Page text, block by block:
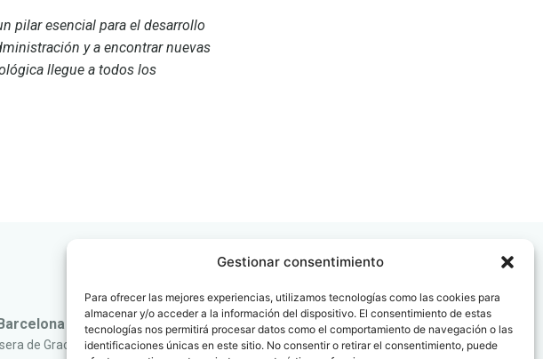
Gestionar consentimiento
Para ofrecer las mejores experiencias, utilizamos tecnologías como las cookies para
almacenar y/o acceder a la información del dispositivo. El consentimiento de estas
tecnologías nos permitirá procesar datos como el comportamiento de navegación o las
identificaciones únicas en este sitio. No consentir o retirar el consentimiento, puede
pilar esencial para el desarrollo
y a encontrar nuevas
llegue a todos los
de Gracia, 56 - 1º, 3ª 08006